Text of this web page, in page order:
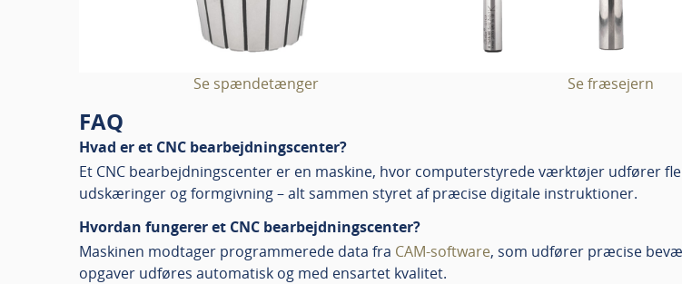
Se spændetænger Se fræsejern
FAQ
Hvad er et CNC bearbejdningscenter?
Et CNC bearbejdningscenter er en maskine, hvor computerstyrede værktøjer udfører
udskæringer og formgivning – alt sammen styret af præcise digitale instruktioner.
Hvordan fungerer et CNC bearbejdningscenter?
Maskinen modtager programmerede data fra CAM-software, som udfører præcise
opgaver udføres automatisk og med ensartet kvalitet.